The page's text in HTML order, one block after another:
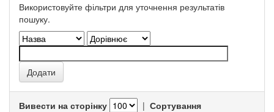
Використовуйте фільтри для уточнення результатів
пошуку.
Вивести на сторінку | Сортування